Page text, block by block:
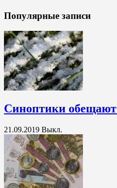
Популярные записи
Синоптики обещают
21.09.2019 Выкл.